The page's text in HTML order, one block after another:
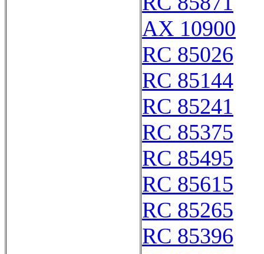
AX 10900
RC 85026
RC 85144
RC 85241
RC 85375
RC 85495
RC 85615
RC 85265
RC 85396